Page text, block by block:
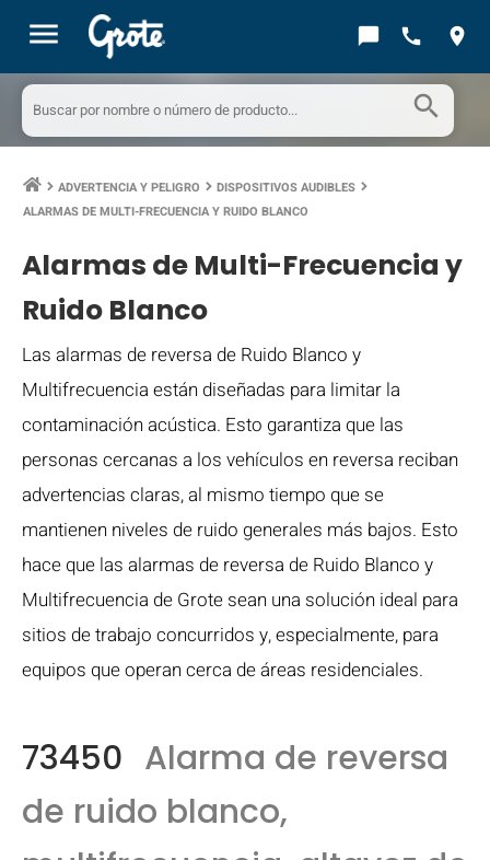
menu chat_bubble call location_on
search
keyboard_arrow_right ADVERTENCIA Y PELIGRO keyboard_arrow_right DISPOSITIVOS AUDIBLES keyboard_arrow_right
ALARMAS DE MULTI-FRECUENCIA Y RUIDO BLANCO
Alarmas de Multi-Frecuencia y
Ruido Blanco
Las alarmas de reversa de Ruido Blanco y
Multifrecuencia están diseñadas para limitar la
contaminación acústica. Esto garantiza que las
personas cercanas a los vehículos en reversa reciban
advertencias claras, al mismo tiempo que se
mantienen niveles de ruido generales más bajos. Esto
hace que las alarmas de reversa de Ruido Blanco y
Multifrecuencia de Grote sean una solución ideal para
sitios de trabajo concurridos y, especialmente, para
equipos que operan cerca de áreas residenciales.
73450 Alarma de reversa
de ruido blanco,